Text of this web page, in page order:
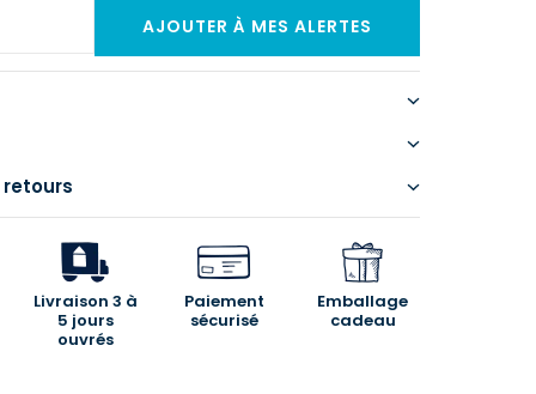
retours
Livraison 3 à
5 jours
ouvrés
Paiement
sécurisé
Emballage
cadeau